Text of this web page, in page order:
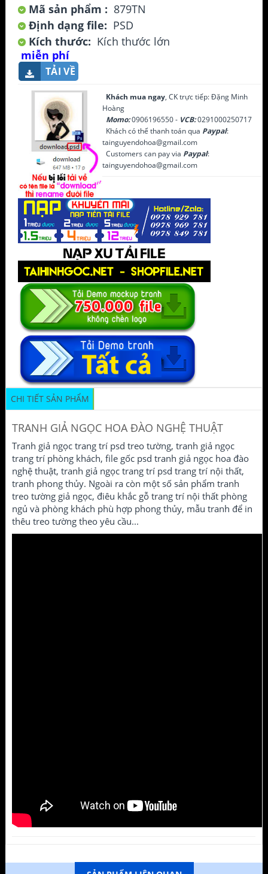
Mã sản phẩm : 879TN
Định dạng file: PSD
Kích thước: Kích thước lớn
miễn phí
TẢI VỀ
Khách mua ngay, CK trực tiếp: Đặng Minh
Hoàng
Momo:0906196550 - VCB:0291000250717
Khách có thể thanh toán qua Paypal:
tainguyendohoa@gmail.com
Customers can pay via Paypal:
tainguyendohoa@gmail.com
CHI TIẾT SẢN PHẨM
TRANH GIẢ NGỌC HOA ĐÀO NGHỆ THUẬT
Tranh giả ngọc trang trí psd treo tường, tranh giả ngọc
trang trí phòng khách, file gốc psd tranh giả ngọc hoa đào
nghệ thuật, tranh giả ngọc trang trí psd trang trí nội thất,
tranh phong thủy. Ngoài ra còn một số sản phẩm tranh
treo tường giả ngọc, điêu khắc gỗ trang trí nội thất phòng
ngủ và phòng khách phù hợp phong thủy, mẫu tranh để in
thêu treo tường theo yêu cầu...